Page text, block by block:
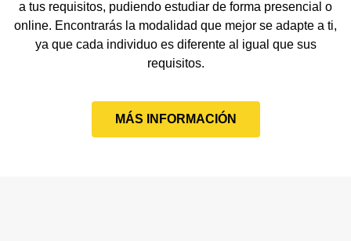
a tus requisitos, pudiendo estudiar de forma presencial o
online. Encontrarás la modalidad que mejor se adapte a ti,
ya que cada individuo es diferente al igual que sus
requisitos.
MÁS INFORMACIÓN